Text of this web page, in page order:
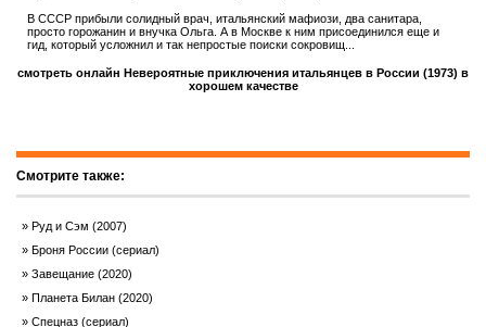
В СССР прибыли солидный врач, итальянский мафиози, два санитара,
просто горожанин и внучка Ольга. А в Москве к ним присоединился еще и
гид, который усложнил и так непростые поиски сокровищ...
смотреть онлайн Невероятные приключения итальянцев в России (1973) в
хорошем качестве
Смотрите также:
Руд и Сэм (2007)
Броня России (сериал)
Завещание (2020)
Планета Билан (2020)
Спецназ (сериал)